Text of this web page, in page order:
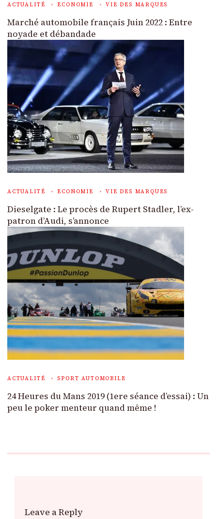
ACTUALITÉ ECONOMIE VIE DES MARQUES
Marché automobile français Juin 2022 : Entre
noyade et débandade
ACTUALITÉ ECONOMIE VIE DES MARQUES
Dieselgate : Le procès de Rupert Stadler, l’ex-
patron d’Audi, s’annonce
ACTUALITÉ SPORT AUTOMOBILE
24 Heures du Mans 2019 (1ere séance d’essai) : Un
peu le poker menteur quand même !
Leave a Reply